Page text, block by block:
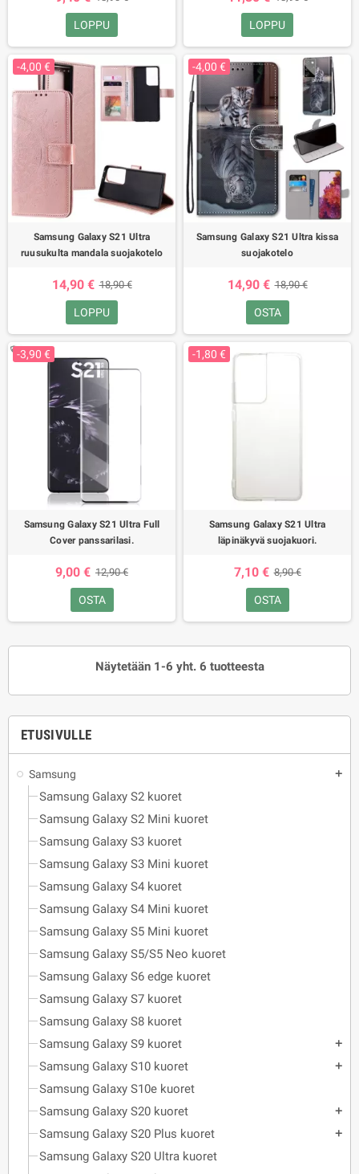
ETUSIVULLE
Samsung add
Samsung Galaxy S2 kuoret
Samsung Galaxy S2 Mini kuoret
Samsung Galaxy S3 kuoret
Samsung Galaxy S3 Mini kuoret
Samsung Galaxy S4 kuoret
Samsung Galaxy S4 Mini kuoret
Samsung Galaxy S5 Mini kuoret
Samsung Galaxy S5/S5 Neo kuoret
Samsung Galaxy S6 edge kuoret
Samsung Galaxy S7 kuoret
Samsung Galaxy S8 kuoret
Samsung Galaxy S9 kuoret
add
Samsung Galaxy S10 kuoret add
Samsung Galaxy S10e kuoret
Samsung Galaxy S20 kuoret
add
Samsung Galaxy S20 Plus kuoret add
Samsung Galaxy S20 Ultra kuoret
LOPPU LOPPU
-4,00 €
Samsung Galaxy S21 Ultra
ruusukulta mandala suojakotelo
14,90 € 18,90 €
LOPPU
-4,00 €
Samsung Galaxy S21 Ultra kissa
suojakotelo
14,90 € 18,90 €
OSTA
-3,90 €
Samsung Galaxy S21 Ultra Full
Cover panssarilasi.
9,00 € 12,90 €
OSTA
-1,80 €
Samsung Galaxy S21 Ultra
läpinäkyvä suojakuori.
7,10 € 8,90 €
OSTA
Näytetään 1-6 yht. 6 tuotteesta